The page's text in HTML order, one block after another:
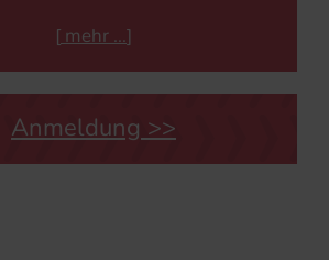
[ mehr ]
Anmeldung >>